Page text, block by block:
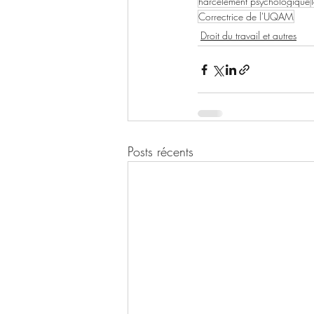
Correctrice de l'UQAM
Droit du travail et autres
Posts récents